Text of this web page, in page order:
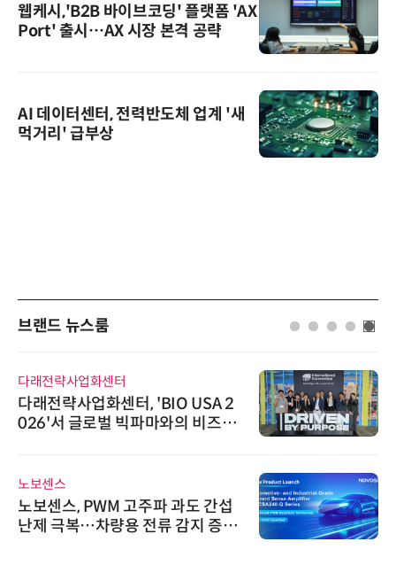
웹케시,'B2B 바이브코딩' 플랫폼 'AX
Port' 출시…AX 시장 본격 공략
AI 데이터센터, 전력반도체 업계 '새
먹거리' 급부상
브랜드 뉴스룸
다래전략사업화센터
다래전략사업화센터, 'BIO USA 2
026'서 글로벌 빅파마와의 비즈니
노보센스
노보센스, PWM 고주파 과도 간섭
난제 극복…차량용 전류 감지 증폭